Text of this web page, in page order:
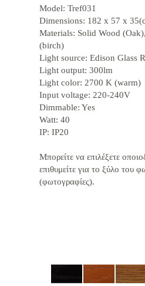
Model: Tref031
Dimensions: 182 x 57 x
Materials: Solid Wood
(birch)
Light source: Edison Glass
Light output: 300lm
Light color: 2700 K (warm)
Input voltage: 220-240V
Dimmable: Yes
Watt: 40
IP: IP20
Μπορείτε να επιλέξετε
επιθυμείτε για το ξύλο του
(φωτογραφίες).